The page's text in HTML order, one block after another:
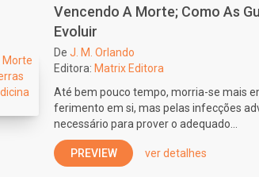
Vencendo A Morte; Como As
Evoluir
De J. M. Orlando
Editora: Matrix Editora
Até bem pouco tempo, morria-se mais
ferimento em si, mas pelas infecções
necessário para prover o adequado...
PREVIEW ver detalhes